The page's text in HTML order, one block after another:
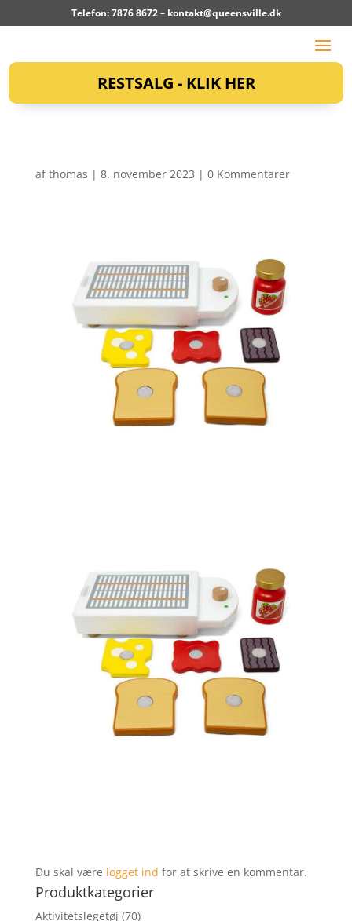
Telefon: 7876 8672 – kontakt@queensville.dk
RESTSALG - KLIK HER
afthomas | 8. november 2023 | 0 Kommentarer
Du skal være logget ind for at skrive en kommentar.
Produktkategorier
Aktivitetslegetøj (70)